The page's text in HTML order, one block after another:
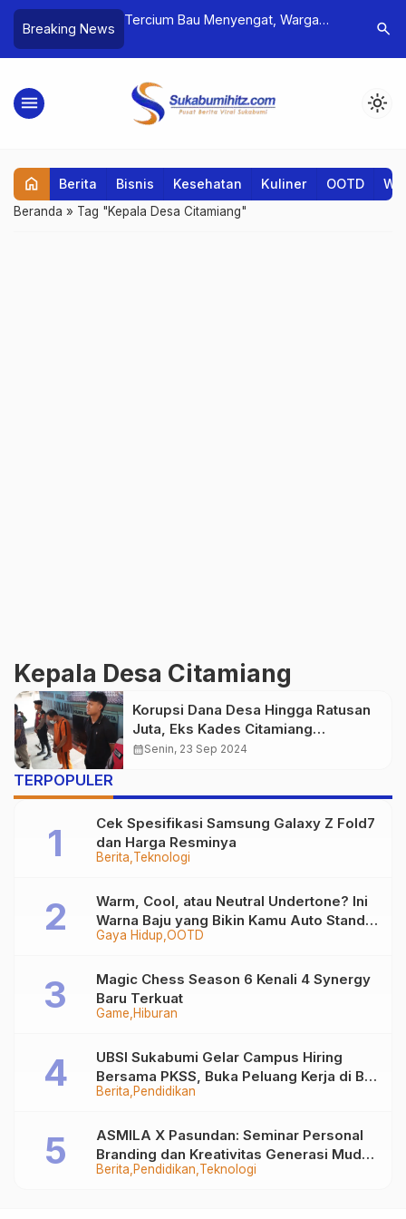
Breaking News
Tercium Bau Menyengat, Warga
di Rumah Kontrakan
Siswa
search
menu light_mode
home Berita Bisnis Kesehatan Kuliner OOTD
Beranda » Tag "Kepala Desa Citamiang"
Kepala Desa Citamiang
Korupsi Dana Desa Hingga Ratusan
Juta, Eks Kades Citamiang
Sukabumi Diringkus Polisi
calendar_monthSenin, 23 Sep 2024
TERPOPULER
Berita Teknologi
Cek Spesifikasi Samsung Galaxy Z Fold7
dan Harga Resminya
Gaya Hidup OOTD
Warm, Cool, atau Neutral Undertone? Ini
Warna Baju yang Bikin Kamu Auto Stand
Out
Game Hiburan
Magic Chess Season 6 Kenali 4 Synergy
Baru Terkuat
Berita Pendidikan
UBSI Sukabumi Gelar Campus Hiring
Bersama PKSS, Buka Peluang Kerja di BRI
Group
Berita Pendidikan Teknologi
ASMILA X Pasundan: Seminar Personal
Branding dan Kreativitas Generasi Muda
Bersama SDKF